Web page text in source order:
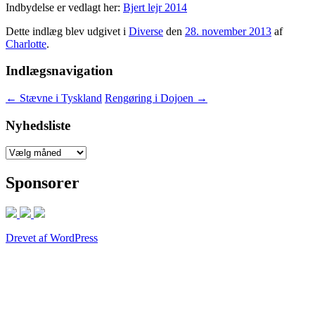
Indbydelse er vedlagt her: Bjert lejr 2014
Dette indlæg blev udgivet i Diverse den 28. november 2013 af
Charlotte.
Indlægsnavigation
← Stævne i Tyskland Rengøring i Dojoen →
Nyhedsliste
Nyhedsliste
Sponsorer
Drevet af WordPress